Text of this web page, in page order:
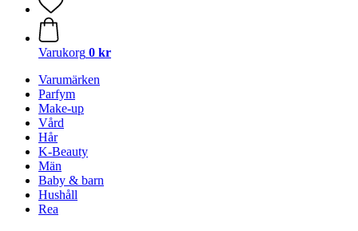
Varukorg 0 kr
Varumärken
Parfym
Make-up
Vård
Hår
K-Beauty
Män
Baby & barn
Hushåll
Rea